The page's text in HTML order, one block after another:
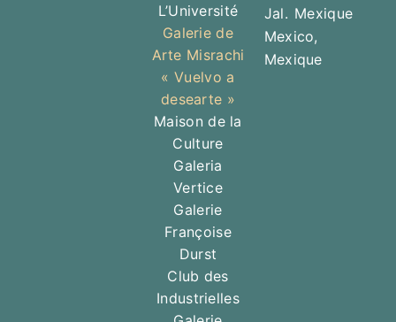
L’Université
Galerie de
Arte Misrachi
« Vuelvo a
desearte »
Maison de la
Culture
Galeria
Vertice
Galerie
Françoise
Durst
Club des
Industrielles
Jal. Mexique
Mexico,
Mexique